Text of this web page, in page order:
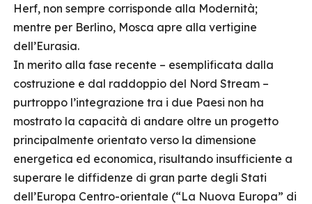
Herf, non sempre corrisponde alla Modernità;
mentre per Berlino, Mosca apre alla vertigine
dell’Eurasia.
In merito alla fase recente – esemplificata dalla
costruzione e dal raddoppio del Nord Stream –
purtroppo l’integrazione tra i due Paesi non ha
mostrato la capacità di andare oltre un progetto
principalmente orientato verso la dimensione
energetica ed economica, risultando insufficiente a
superare le diffidenze di gran parte degli Stati
dell’Europa Centro-orientale (“La Nuova Europa” di